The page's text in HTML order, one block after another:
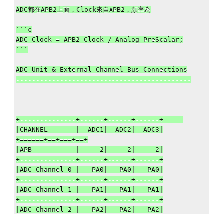
ADC都在APB2上面，Clock來自APB2，頻率為
```c
ADC Clock = APB2 Clock / Analog PreScalar;
```
ADC Unit & External Channel Bus Connections
--------------------------------------------
+--------------+------+------+------+
|CHANNEL       |  ADC1|  ADC2|  ADC3|
+======+==+===+==+
|APB           |     2|     2|     2|
+--------------+------+------+------+
|ADC Channel 0 |   PA0|   PA0|   PA0|
+--------------+------+------+------+
|ADC Channel 1 |   PA1|   PA1|   PA1|
+--------------+------+------+------+
|ADC Channel 2 |   PA2|   PA2|   PA2|